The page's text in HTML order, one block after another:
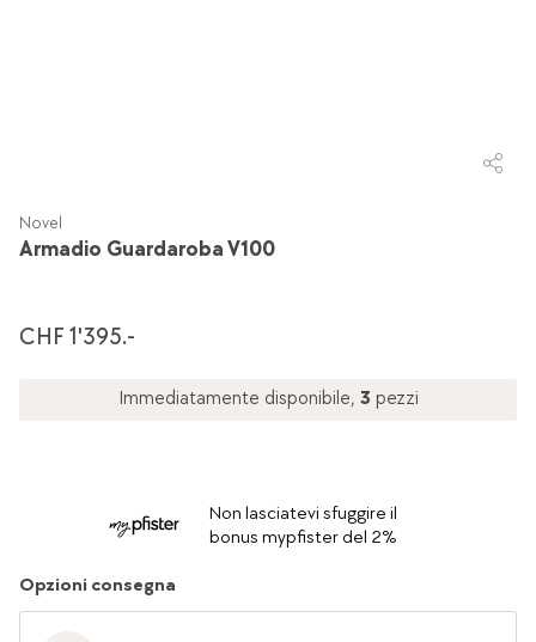
Armadio Guardaroba V100
Novel
CHF 1'395.-
Immediatamente disponibile, 3 pezzi
Non lasciatevi sfuggire il
bonus mypfister del 2%
Opzioni consegna